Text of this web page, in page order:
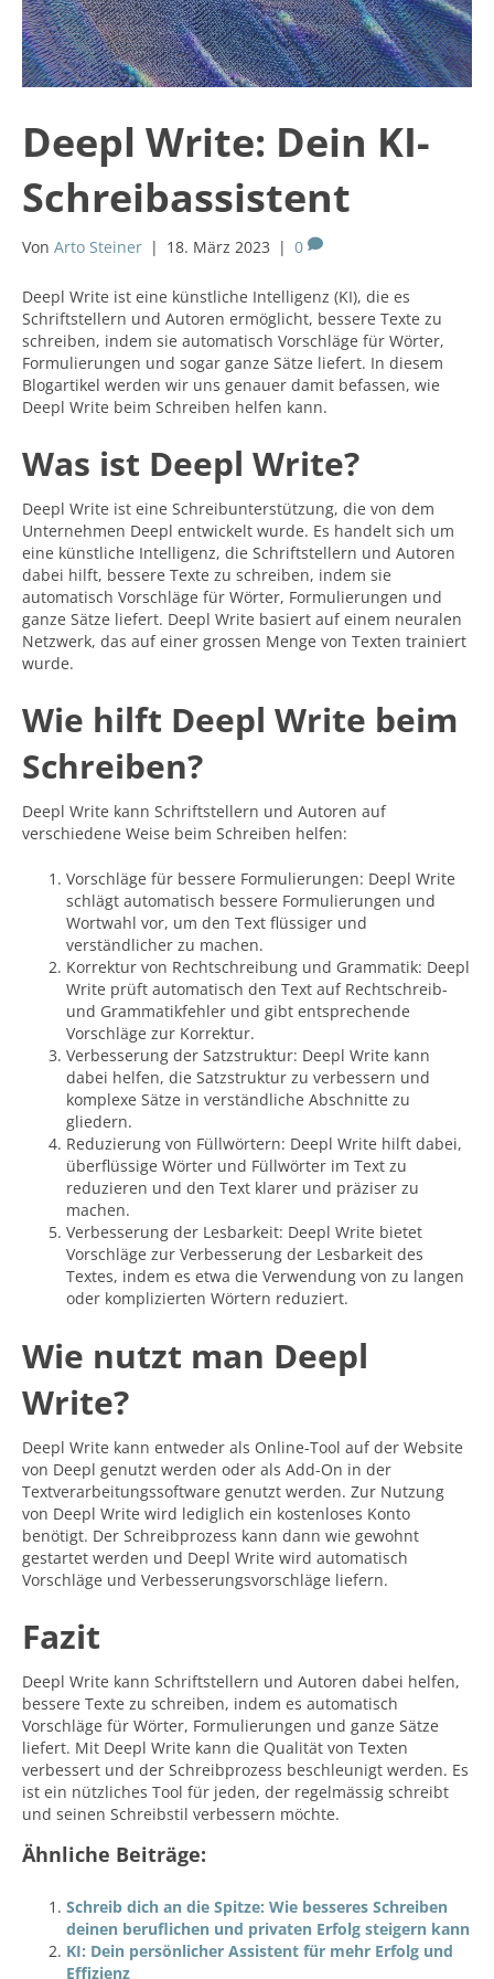
Deepl Write: Dein KI-
Schreibassistent
Von Arto Steiner | 18. März 2023 | 0
Deepl Write ist eine künstliche Intelligenz (KI), die es
Schriftstellern und Autoren ermöglicht, bessere Texte zu
schreiben, indem sie automatisch Vorschläge für Wörter,
Formulierungen und sogar ganze Sätze liefert. In diesem
Blogartikel werden wir uns genauer damit befassen, wie
Deepl Write beim Schreiben helfen kann.
Was ist Deepl Write?
Deepl Write ist eine Schreibunterstützung, die von dem
Unternehmen Deepl entwickelt wurde. Es handelt sich um
eine künstliche Intelligenz, die Schriftstellern und Autoren
dabei hilft, bessere Texte zu schreiben, indem sie
automatisch Vorschläge für Wörter, Formulierungen und
ganze Sätze liefert. Deepl Write basiert auf einem neuralen
Netzwerk, das auf einer grossen Menge von Texten trainiert
wurde.
Wie hilft Deepl Write beim
Schreiben?
Deepl Write kann Schriftstellern und Autoren auf
verschiedene Weise beim Schreiben helfen:
Vorschläge für bessere Formulierungen: Deepl Write
schlägt automatisch bessere Formulierungen und
Wortwahl vor, um den Text flüssiger und
verständlicher zu machen.
Korrektur von Rechtschreibung und Grammatik: Deepl
Write prüft automatisch den Text auf Rechtschreib-
und Grammatikfehler und gibt entsprechende
Vorschläge zur Korrektur.
Verbesserung der Satzstruktur: Deepl Write kann
dabei helfen, die Satzstruktur zu verbessern und
komplexe Sätze in verständliche Abschnitte zu
gliedern.
Reduzierung von Füllwörtern: Deepl Write hilft dabei,
überflüssige Wörter und Füllwörter im Text zu
reduzieren und den Text klarer und präziser zu
machen.
Verbesserung der Lesbarkeit: Deepl Write bietet
Vorschläge zur Verbesserung der Lesbarkeit des
Textes, indem es etwa die Verwendung von zu langen
oder komplizierten Wörtern reduziert.
Wie nutzt man Deepl
Write?
Deepl Write kann entweder als Online-Tool auf der Website
von Deepl genutzt werden oder als Add-On in der
Textverarbeitungssoftware genutzt werden. Zur Nutzung
von Deepl Write wird lediglich ein kostenloses Konto
benötigt. Der Schreibprozess kann dann wie gewohnt
gestartet werden und Deepl Write wird automatisch
Vorschläge und Verbesserungsvorschläge liefern.
Fazit
Deepl Write kann Schriftstellern und Autoren dabei helfen,
bessere Texte zu schreiben, indem es automatisch
Vorschläge für Wörter, Formulierungen und ganze Sätze
liefert. Mit Deepl Write kann die Qualität von Texten
verbessert und der Schreibprozess beschleunigt werden. Es
ist ein nützliches Tool für jeden, der regelmässig schreibt
und seinen Schreibstil verbessern möchte.
Ähnliche Beiträge:
Schreib dich an die Spitze: Wie besseres Schreiben
deinen beruflichen und privaten Erfolg steigern kann
KI: Dein persönlicher Assistent für mehr Erfolg und
Effizienz